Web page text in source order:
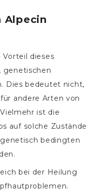
Alpecin
dieses
genetischen
Dies bedeutet nicht,
andere Arten von
ist die
auf solche Zustände
bedingten
bei der Heilung